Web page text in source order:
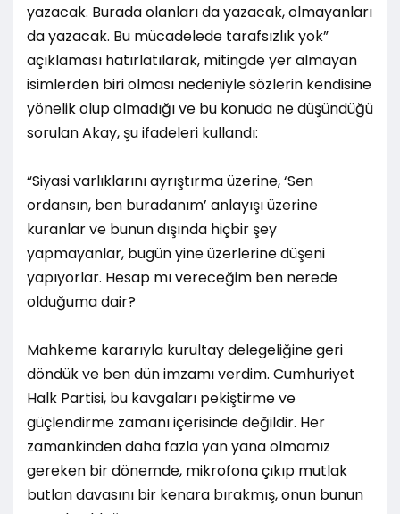
yazacak. Burada olanları da yazacak, olmayanları
da yazacak. Bu mücadelede tarafsızlık yok”
açıklaması hatırlatılarak, mitingde yer almayan
isimlerden biri olması nedeniyle sözlerin kendisine
yönelik olup olmadığı ve bu konuda ne düşündüğü
sorulan Akay, şu ifadeleri kullandı:
“Siyasi varlıklarını ayrıştırma üzerine, ‘Sen
ordansın, ben buradanım’ anlayışı üzerine
kuranlar ve bunun dışında hiçbir şey
yapmayanlar, bugün yine üzerlerine düşeni
yapıyorlar. Hesap mı vereceğim ben nerede
olduğuma dair?
Mahkeme kararıyla kurultay delegeliğine geri
döndük ve ben dün imzamı verdim. Cumhuriyet
Halk Partisi, bu kavgaları pekiştirme ve
güçlendirme zamanı içerisinde değildir. Her
zamankinden daha fazla yan yana olmamız
gereken bir dönemde, mikrofona çıkıp mutlak
butlan davasını bir kenara bırakmış, onun bunun